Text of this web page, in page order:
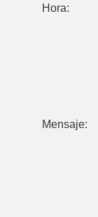
Hora:
Mensaje: